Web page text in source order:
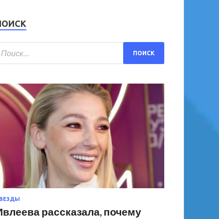
рассказала, почему